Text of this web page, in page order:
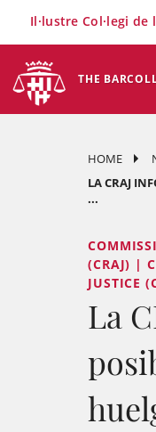
THE BAR
Il·lustre Col·legi
HOME
LA CRAJ
...
(CRAJ) |
JUSTICE
La